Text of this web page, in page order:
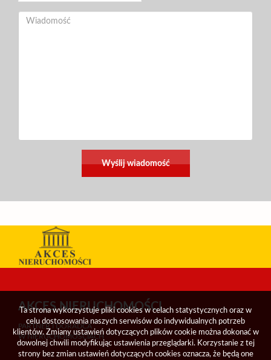
AKCES NIERUCHOMOŚCI
PARTNER I DORADCA
W NIERUCHOMOŚCIACH
Ta strona wykorzystuje pliki cookies w celach statystycznych oraz w
celu dostosowania naszych serwisów do indywidualnych potrzeb
klientów. Zmiany ustawień dotyczących plików cookie można dokonać w
dowolnej chwili modyfikując ustawienia przeglądarki. Korzystanie z tej
strony bez zmian ustawień dotyczących cookies oznacza, że będą one